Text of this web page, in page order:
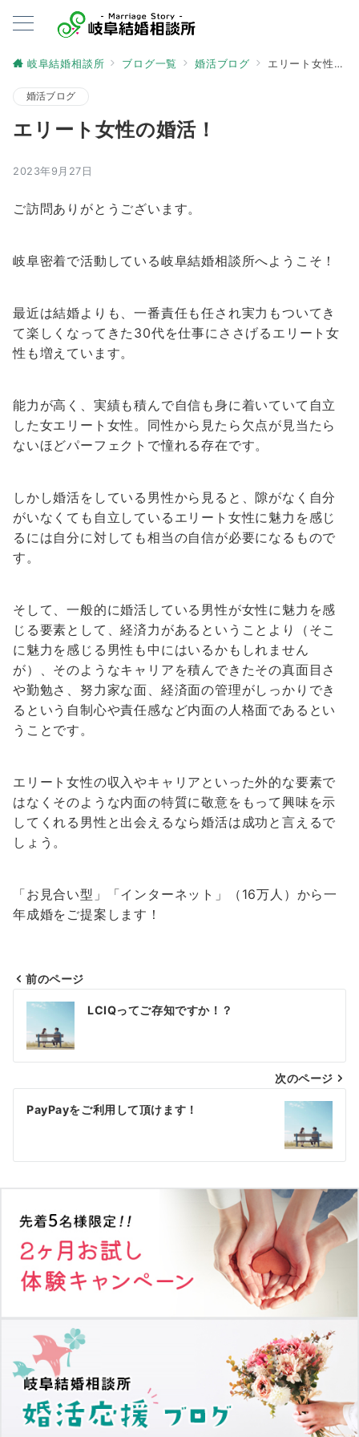
岐阜結婚相談所 ブログ一覧 婚活ブログ エリート女性の婚活！
婚活ブログ
エリート女性の婚活！
2023年9月27日
ご訪問ありがとうございます。
岐阜密着で活動している岐阜結婚相談所へようこそ！
最近は結婚よりも、一番責任も任され実力もついてき
て楽しくなってきた30代を仕事にささげるエリート女
性も増えています。
能力が高く、実績も積んで自信も身に着いていて自立
した女エリート女性。同性から見たら欠点が見当たら
ないほどパーフェクトで憧れる存在です。
しかし婚活をしている男性から見ると、隙がなく自分
がいなくても自立しているエリート女性に魅力を感じ
るには自分に対しても相当の自信が必要になるもので
す。
そして、一般的に婚活している男性が女性に魅力を感
じる要素として、経済力があるということより（そこ
に魅力を感じる男性も中にはいるかもしれません
が）、そのようなキャリアを積んできたその真面目さ
や勤勉さ、努力家な面、経済面の管理がしっかりでき
るという自制心や責任感など内面の人格面であるとい
うことです。
エリート女性の収入やキャリアといった外的な要素で
はなくそのような内面の特質に敬意をもって興味を示
してくれる男性と出会えるなら婚活は成功と言えるで
しょう。
「お見合い型」「インターネット」（16万人）から一
年成婚をご提案します！
投
稿
ナ
ビ
ゲ
シ
ョ
ン
前のページ
LCIQってご存知ですか！？
次のページ
PayPayをご利用して頂けます！